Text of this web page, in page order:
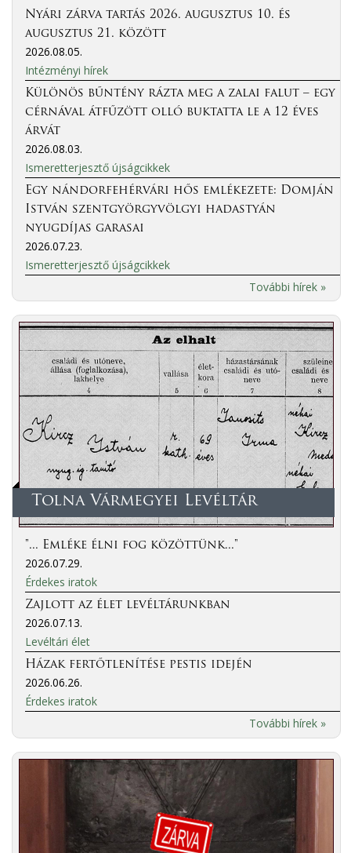
Nyári zárva tartás 2026. augusztus 10. és
augusztus 21. között
2026.08.05.
Intézményi hírek
Különös bűntény rázta meg a zalai falut – egy
cérnával átfűzött olló buktatta le a 12 éves
árvát
2026.08.03.
Ismeretterjesztő újságcikkek
Egy nándorfehérvári hős emlékezete: Domján
István szentgyörgyvölgyi hadastyán
nyugdíjas garasai
2026.07.23.
Ismeretterjesztő újságcikkek
További hírek »
Tolna Vármegyei Levéltár
"... Emléke élni fog közöttünk..."
2026.07.29.
Érdekes iratok
Zajlott az élet levéltárunkban
2026.07.13.
Levéltári élet
Házak fertőtlenítése pestis idején
2026.06.26.
Érdekes iratok
További hírek »